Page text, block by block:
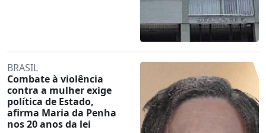
BRASIL
Combate à violência
contra a mulher exige
política de Estado,
afirma Maria da Penha
nos 20 anos da lei